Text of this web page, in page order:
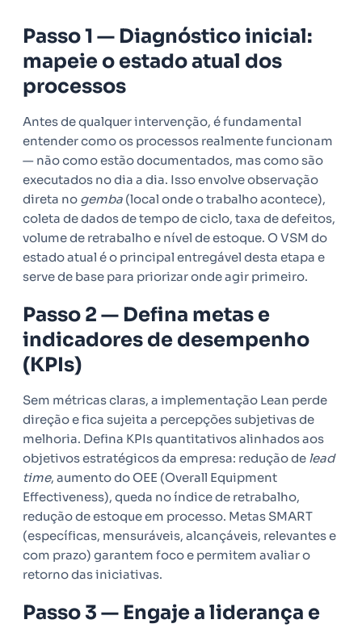
Passo 1 — Diagnóstico inicial:
mapeie o estado atual dos
processos
Antes de qualquer intervenção, é fundamental
entender como os processos realmente funcionam
— não como estão documentados, mas como são
executados no dia a dia. Isso envolve observação
direta no gemba (local onde o trabalho acontece),
coleta de dados de tempo de ciclo, taxa de defeitos,
volume de retrabalho e nível de estoque. O VSM do
estado atual é o principal entregável desta etapa e
serve de base para priorizar onde agir primeiro.
Passo 2 — Defina metas e
indicadores de desempenho
(KPIs)
Sem métricas claras, a implementação Lean perde
direção e fica sujeita a percepções subjetivas de
melhoria. Defina KPIs quantitativos alinhados aos
objetivos estratégicos da empresa: redução de lead
time, aumento do OEE (Overall Equipment
Effectiveness), queda no índice de retrabalho,
redução de estoque em processo. Metas SMART
(específicas, mensuráveis, alcançáveis, relevantes e
com prazo) garantem foco e permitem avaliar o
retorno das iniciativas.
Passo 3 — Engaje a liderança e